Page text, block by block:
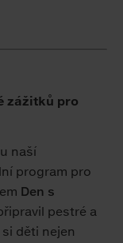
zážitků pro
naší
program pro
Den s
pestré a
děti nejen